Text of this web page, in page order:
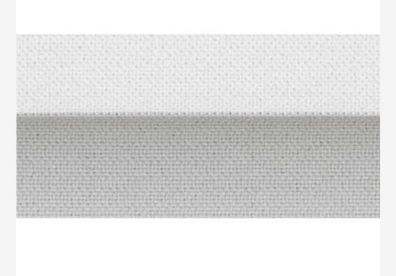
お役立ち情報
FAQ
お問い合わせ
お気に入りリスト